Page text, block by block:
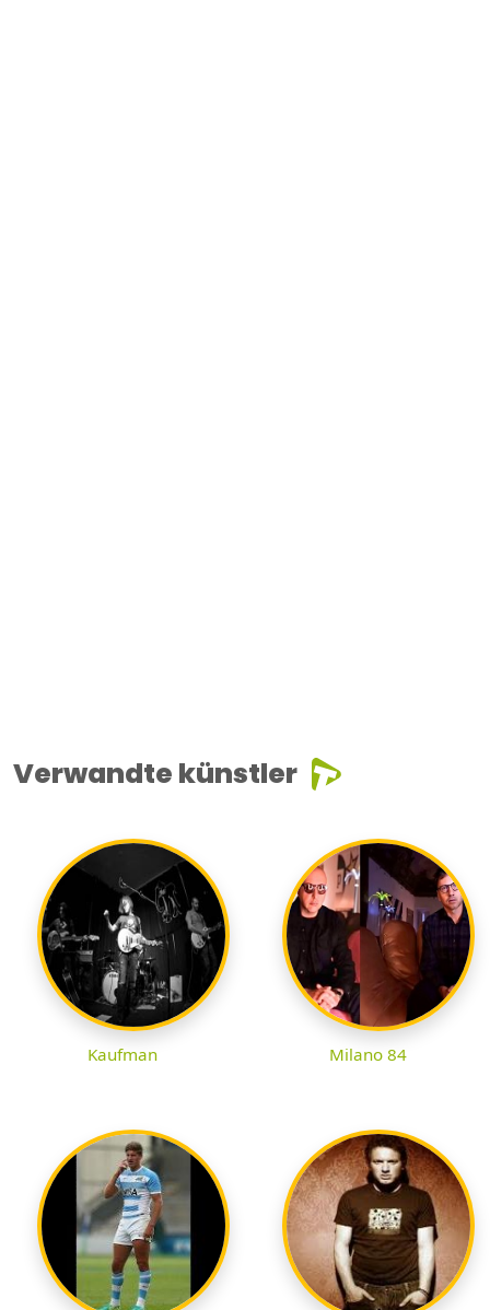
Verwandte künstler
Kaufman Milano 84